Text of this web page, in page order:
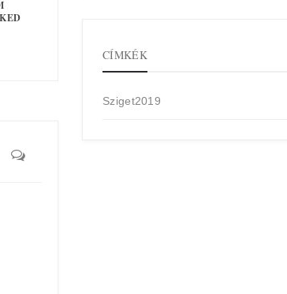
CÍMKÉK
Sziget2019